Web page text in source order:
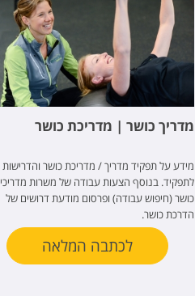
מדריך כושר | מדריכת כושר
מידע על תפקיד מדריך / מדריכת כושר והדרישות
לתפקיד. בנוסף הצעות עבודה של משרות מדריכי
כושר (חיפוש עבודה) ופרסום מודעת דרושים של
הדרכת כושר.
לכתבה המלאה